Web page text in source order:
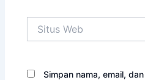
Web
Simpan nama, email,